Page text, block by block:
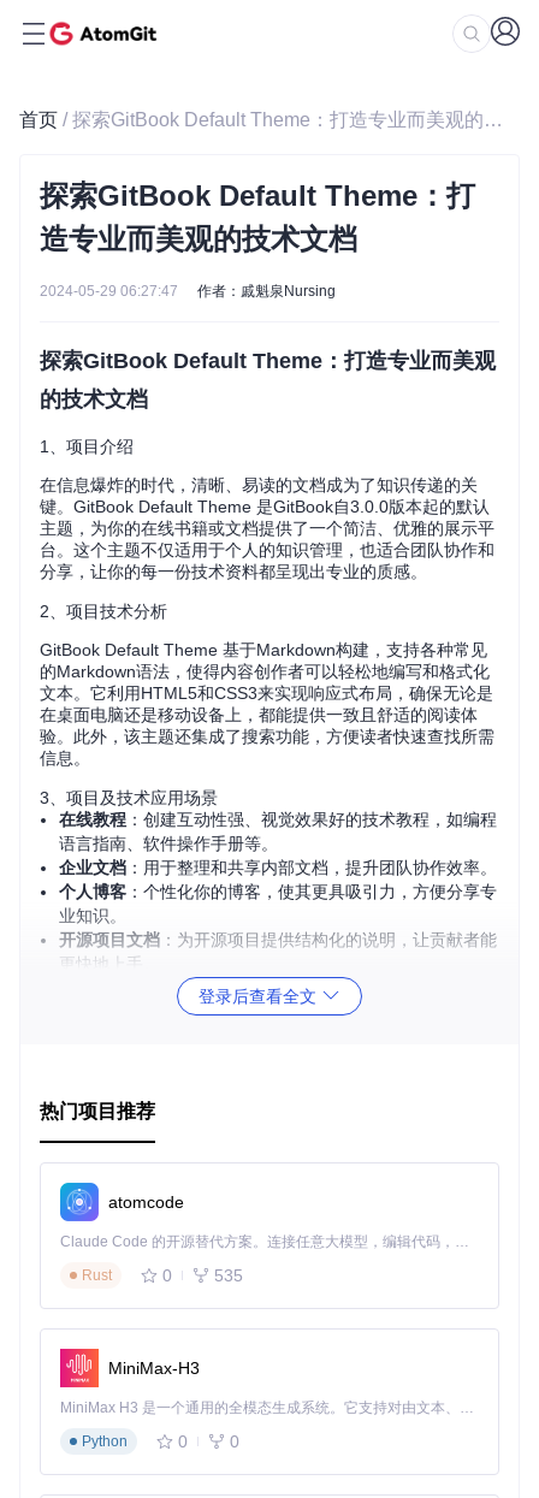
首页 / 探索GitBook Default Theme：打造专业而美观的技术文档
探索GitBook Default Theme：打
造专业而美观的技术文档
2024-05-29 06:27:47 作者：戚魁泉Nursing
探索GitBook Default Theme：打造专业而美观
的技术文档
1、项目介绍
在信息爆炸的时代，清晰、易读的文档成为了知识传递的关
键。GitBook Default Theme 是GitBook自3.0.0版本起的默认
主题，为你的在线书籍或文档提供了一个简洁、优雅的展示平
台。这个主题不仅适用于个人的知识管理，也适合团队协作和
分享，让你的每一份技术资料都呈现出专业的质感。
2、项目技术分析
GitBook Default Theme 基于Markdown构建，支持各种常见
的Markdown语法，使得内容创作者可以轻松地编写和格式化
文本。它利用HTML5和CSS3来实现响应式布局，确保无论是
在桌面电脑还是移动设备上，都能提供一致且舒适的阅读体
验。此外，该主题还集成了搜索功能，方便读者快速查找所需
信息。
3、项目及技术应用场景
在线教程 ：创建互动性强、视觉效果好的技术教程，如编程
语言指南、软件操作手册等。
企业文档 ：用于整理和共享内部文档，提升团队协作效率。
个人博客 ：个性化你的博客，使其更具吸引力，方便分享专
业知识。
开源项目文档 ：为开源项目提供结构化的说明，让贡献者能
更快地上手。
：干净的界面使内容成为焦点，避免过多的设计元
易于定制：作为一个模板，你可以根据需求对其进行扩展和
修改，打造独特的风格。
护。
总之，GitBook Default Theme 是一个专业且实用的工具，无
优势。如果你正在寻找一个能够提升文档质量和用户体验的主
题，那么GitBook Default Theme 绝对值得一试。立即开始，
用精彩的内容照亮你的知识之旅！
登录后查看全文
热门项目推荐
atomcode
Claude Code 的开源替代方案。连接任意大模型，编辑代码，运行命令，自动验证 — 全自动执行。用 Rust 构建，极致性能。 ｜ An open-source alternative to Claude Code. Connect any LLM, edit code, run commands, and verify changes — autonomously. Built in Rust for speed. Get Started
Rust
0 535
MiniMax-H3
MiniMax H3 是一个通用的全模态生成系统。它支持对由文本、图像、视频和音频组成的多模态上下文进行统一理解，并能生成分辨率高达 2K、时长可达 15 秒的带原生立体声音频的视频。得益于面向任务泛化的系统设计，H3 在预训练阶段就已具备广泛的多模态上下文理解与生成能力，能够出色地执行复杂的多模态指令。
Python
0 0